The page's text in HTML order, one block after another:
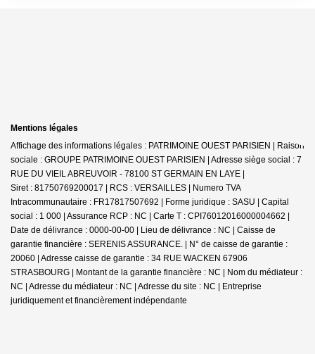
Mentions légales
Affichage des informations légales : PATRIMOINE OUEST PARISIEN | Raison
sociale : GROUPE PATRIMOINE OUEST PARISIEN | Adresse siège social : 7
RUE DU VIEIL ABREUVOIR - 78100 ST GERMAIN EN LAYE |
Siret : 81750769200017 | RCS : VERSAILLES | Numero TVA
Intracommunautaire : FR17817507692 | Forme juridique : SASU | Capital
social : 1 000 | Assurance RCP : NC | Carte T : CPI76012016000004662 |
Date de délivrance : 0000-00-00 | Lieu de délivrance : NC | Caisse de
garantie financière : SERENIS ASSURANCE. | N° de caisse de garantie :
20060 | Adresse caisse de garantie : 34 RUE WACKEN 67906
STRASBOURG | Montant de la garantie financière : NC | Nom du médiateur :
NC | Adresse du médiateur : NC | Adresse du site : NC | Entreprise
juridiquement et financièrement indépendante